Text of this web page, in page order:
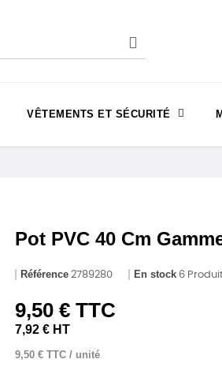
VÊTEMENTS ET SÉCURITÉ
Pot PVC 40 Cm
Référence 2789280 En stock 6
9,50 € TTC
7,92 € HT
9,50 € TTC / unité